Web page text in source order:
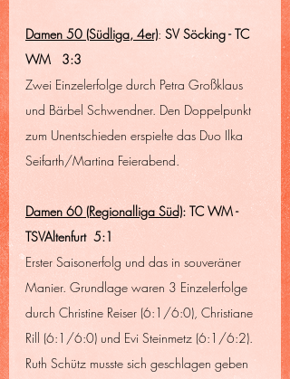
Damen 50 (Südliga, 4er): SV Söcking - TC
WM   3:3
Zwei Einzelerfolge durch Petra Großklaus
und Bärbel Schwendner. Den Doppelpunkt
zum Unentschieden erspielte das Duo Ilka
Seifarth/Martina Feierabend.
Damen 60 (Regionalliga Süd): TC WM -
TSVAltenfurt  5:1
Erster Saisonerfolg und das in souveräner
Manier. Grundlage waren 3 Einzelerfolge
durch Christine Reiser (6:1/6:0), Christiane
Rill (6:1/6:0) und Evi Steinmetz (6:1/6:2).
Ruth Schütz musste sich geschlagen geben